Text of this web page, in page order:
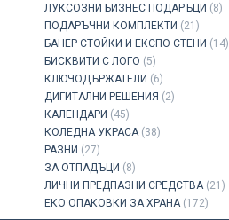
ЛУКСОЗНИ БИЗНЕС ПОДАРЪЦИ (8)
ПОДАРЪЧНИ КОМПЛЕКТИ (21)
БАНЕР СТОЙКИ И ЕКСПО СТЕНИ (14)
БИСКВИТИ С ЛОГО (5)
КЛЮЧОДЪРЖАТЕЛИ (6)
ДИГИТАЛНИ РЕШЕНИЯ (2)
КАЛЕНДАРИ (45)
КОЛЕДНА УКРАСА (38)
РАЗНИ (27)
ЗА ОТПАДЪЦИ (8)
ЛИЧНИ ПРЕДПАЗНИ СРЕДСТВА (21)
ЕКО ОПАКОВКИ ЗА ХРАНА (172)